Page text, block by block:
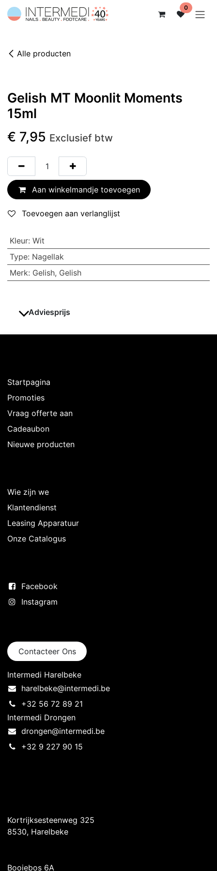
Overslaan naar inhoud 0
Alle producten
Gelish MT Moonlit Moments
15ml
Adviesprijs
€ 7,95 Exclusief btw
Aan winkelmandje toevoegen
Toevoegen aan verlanglijst
Kleur: Wit
Type: Nagellak
Merk: Gelish, Gelish
Startpagina
Promoties
Vraag offerte aan
Cadeaubon
Nieuwe producten
Wie zijn we
Klantendienst
Leasing Apparatuur
Onze Catalogus
Facebook
Instagram
Contacteer Ons
Intermedi Harelbeke
harelbeke@intermedi.be
+32 56 72 89 21
Intermedi Drongen
drongen@intermedi.be
+32 9 227 90 15
Kortrijksesteenweg 325
8530, Harelbeke
Booiebos 6A